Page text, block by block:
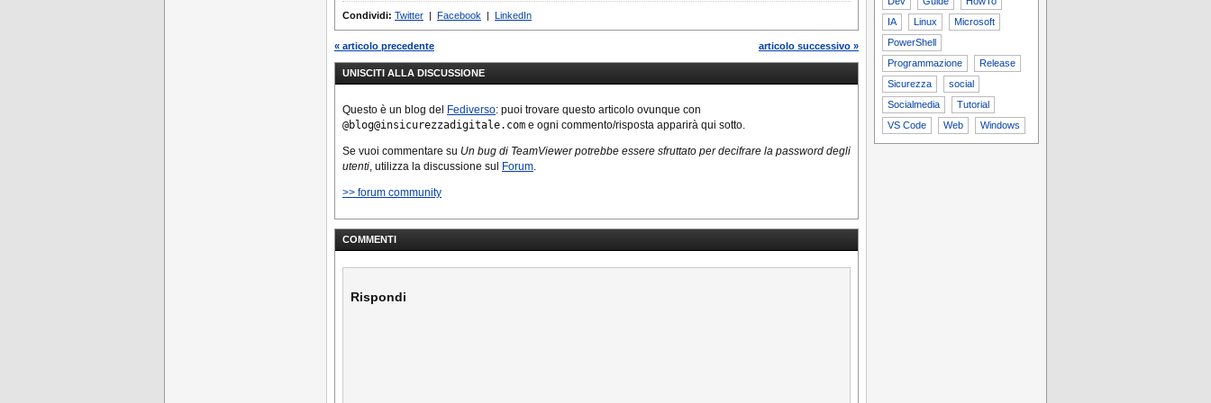
comunicazioni su Internet.
n Pur essendo molto
vecchio, RC4 (Rivest
Cipher 4) è ancora l’unità
di crittografia più usata
protocolli popolari, tra cui:
…
Condividi: Twitter Facebook LinkedIn
« articolo precedente articolo successivo »
UNISCITI ALLA DISCUSSIONE
Questo è un blog del Fediverso: puoi trovare questo articolo ovunque con
@blog@insicurezzadigitale.com e ogni commento/risposta apparirà qui sotto.
Se vuoi commentare su Un bug di TeamViewer potrebbe essere sfruttato per decifrare la password degli
utenti, utilizza la discussione sul Forum.
>> forum community
COMMENTI
Rispondi
IA
Linux
Microsoft
PowerShell
Programmazione
Release
Sicurezza
social
Socialmedia
Tutorial
VS Code
Web Windows